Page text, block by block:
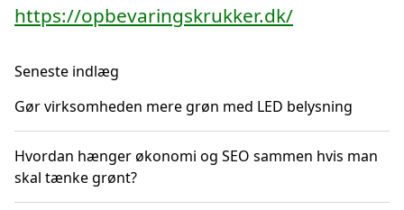
https://opbevaringskrukker.dk/
Seneste indlæg
Gør virksomheden mere grøn med LED belysning
Hvordan hænger økonomi og SEO sammen hvis man
skal tænke grønt?